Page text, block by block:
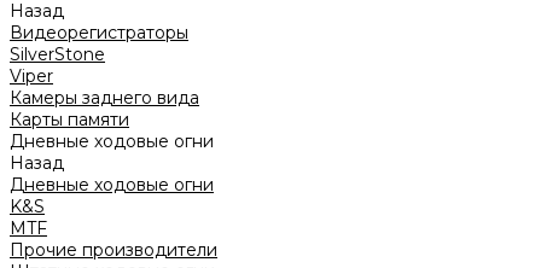
Назад
Видеорегистраторы
SilverStone
Viper
Камеры заднего вида
Карты памяти
Дневные ходовые огни
Назад
Дневные ходовые огни
K&S
MTF
Прочие производители